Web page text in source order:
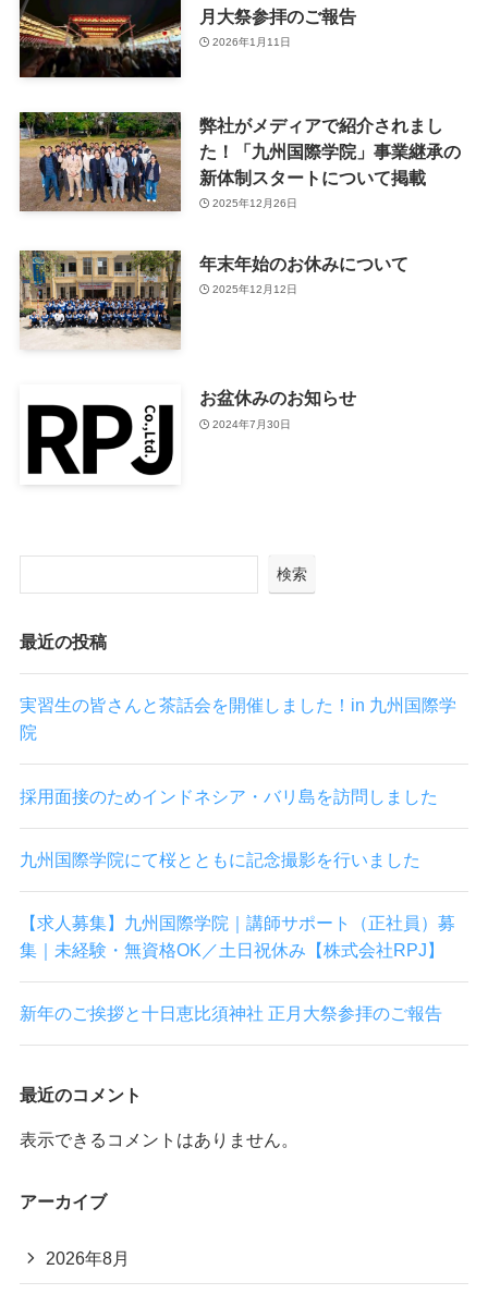
月大祭参拝のご報告
2026年1月11日
弊社がメディアで紹介されまし
た！「九州国際学院」事業継承の
新体制スタートについて掲載
2025年12月26日
年末年始のお休みについて
2025年12月12日
お盆休みのお知らせ
2024年7月30日
検索
最近の投稿
実習生の皆さんと茶話会を開催しました！in 九州国際学
院
採用面接のためインドネシア・バリ島を訪問しました
九州国際学院にて桜とともに記念撮影を行いました
【求人募集】九州国際学院｜講師サポート（正社員）募
集｜未経験・無資格OK／土日祝休み【株式会社RPJ】
新年のご挨拶と十日恵比須神社 正月大祭参拝のご報告
最近のコメント
表示できるコメントはありません。
アーカイブ
2026年8月